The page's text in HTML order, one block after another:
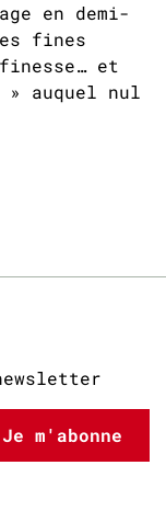
en demi-
fines
et
auquel nul
Je m'abonne